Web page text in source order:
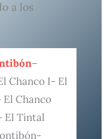
a los
–
Chanco I- El
Chanco
El Tintal